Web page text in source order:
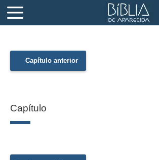
Capítulo anterior
Capítulo